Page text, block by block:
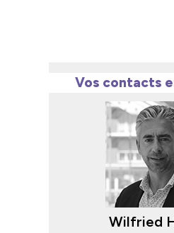
Vos contacts
Wilfried